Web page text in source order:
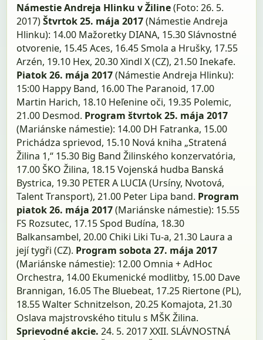
Námestie Andreja Hlinku v Žiline(Foto: 26. 5.
2017)Štvrtok 25. mája 2017(Námestie Andreja
Hlinku): 14.00 Mažoretky DIANA, 15.30 Slávnostné
otvorenie, 15.45 Aces, 16.45 Smola a Hrušky, 17.55
Arzén, 19.10 Hex, 20.30 Xindl X (CZ), 21.50 Inekafe.
Piatok 26. mája 2017(Námestie Andreja Hlinku):
15:00 Happy Band, 16.00 The Paranoid, 17.00
Martin Harich, 18.10 Heľenine oči, 19.35 Polemic,
21.00 Desmod. Program štvrtok 25. mája 2017
(Mariánske námestie): 14.00 DH Fatranka, 15.00
Prichádza sprievod, 15.10 Nová kniha „Stratená
Žilina 1,“ 15.30 Big Band Žilinského konzervatória,
17.00 ŠKO Žilina, 18.15 Vojenská hudba Banská
Bystrica, 19.30 PETER A LUCIA (Ursíny, Nvotová,
Talent Transport), 21.00 Peter Lipa band. Program
piatok 26. mája 2017(Mariánske námestie): 15.55
FS Rozsutec, 17.15 Spod Budína, 18.30
Balkansambel, 20.00 Chiki Liki Tu-a, 21.30 Laura a
její tygři (CZ). Program sobota 27. mája 2017
(Mariánske námestie): 12.00 Omnia + AdHoc
Orchestra, 14.00 Ekumenické modlitby, 15.00 Dave
Brannigan, 16.05 The Bluebeat, 17.25 Riertone (PL),
18.55 Walter Schnitzelson, 20.25 Komajota, 21.30
Oslava majstrovského titulu s MŠK Žilina.
Sprievodné akcie. 24. 5. 2017 XXII. SLÁVNOSTNÁ